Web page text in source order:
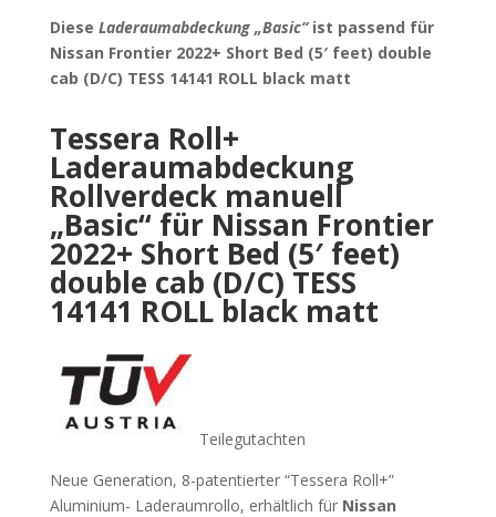
Diese Laderaumabdeckung „Basic“ ist passend für
Nissan Frontier 2022+ Short Bed (5′ feet) double
cab (D/C) TESS 14141 ROLL black matt
Tessera Roll+
Laderaumabdeckung
Rollverdeck manuell
„Basic“ für Nissan Frontier
2022+ Short Bed (5′ feet)
double cab (D/C) TESS
14141 ROLL black matt
Teilegutachten
Neue Generation, 8-patentierter “Tessera Roll+”
Aluminium- Laderaumrollo, erhältlich für Nissan